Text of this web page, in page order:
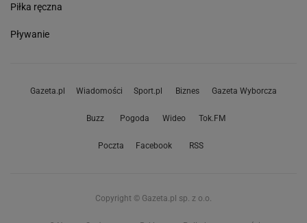
Piłka ręczna
Pływanie
Gazeta.pl Wiadomości Sport.pl Biznes Gazeta Wyborcza
Buzz Pogoda Wideo Tok.FM
Poczta Facebook RSS
Copyright © Gazeta.pl sp. z o.o.